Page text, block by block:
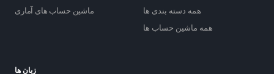
ماشین حساب های آماری
همه دسته بندی ها
همه ماشین حساب ها
زبان ها